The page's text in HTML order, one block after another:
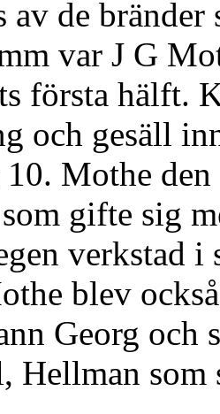
av de
var J G
första hälft.
och gesäll
10. Mothe
gifte sig
verkstad i
blev
Georg och
Hellman som